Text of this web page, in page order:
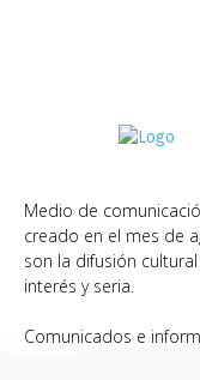
Medio de
creado en el mes de
son la difusión
interés y seria.
Comunicados e